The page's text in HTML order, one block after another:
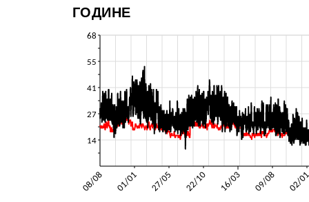
ГОДИНЕ